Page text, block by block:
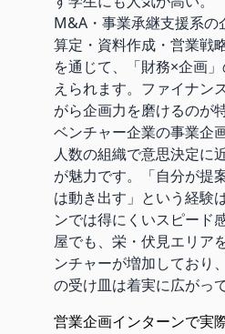
M&A・事業承継支援系の
算定・資料作成・営業戦
を通じて、「財務×企画
えられます。ファイナン
がら企画力を磨けるのが
ベンチャー企業の事業企
人数の組織で意思決定に
が魅力です。「自分が提
は動き出す」という経験
ンでは得にくいスピード
屋でも、栄・伏見エリア
ンチャーが増加しており
の受け皿は着実に広がっ
営業企画インターンで実